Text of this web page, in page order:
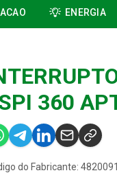
ENERGIA
360
do Fabricante: 4820091